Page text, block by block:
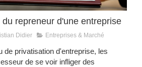
repreneur d'une entreprise
Didier Entreprises & Marché
de privatisation d'entreprise, les
de se voir infliger des